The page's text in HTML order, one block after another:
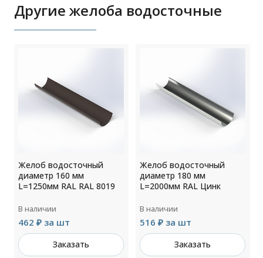
Другие желоба водосточные
Желоб водосточный
диаметр 160 мм
L=1250мм RAL RAL 8019
В наличии
462 ₽ за шт
Заказать
Желоб водосточный
диаметр 180 мм
L=2000мм RAL Цинк
В наличии
516 ₽ за шт
Заказать